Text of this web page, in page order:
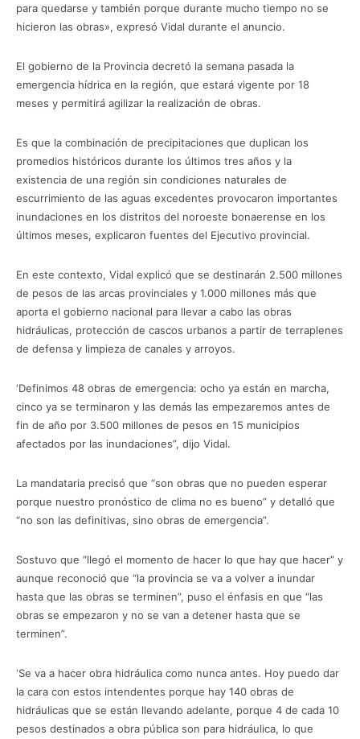
para quedarse y también porque durante mucho tiempo no se
hicieron las obras», expresó Vidal durante el anuncio.
El gobierno de la Provincia decretó la semana pasada la
emergencia hídrica en la región, que estará vigente por 18
meses y permitirá agilizar la realización de obras.
Es que la combinación de precipitaciones que duplican los
promedios históricos durante los últimos tres años y la
existencia de una región sin condiciones naturales de
escurrimiento de las aguas excedentes provocaron importantes
inundaciones en los distritos del noroeste bonaerense en los
últimos meses, explicaron fuentes del Ejecutivo provincial.
En este contexto, Vidal explicó que se destinarán 2.500 millones
de pesos de las arcas provinciales y 1.000 millones más que
aporta el gobierno nacional para llevar a cabo las obras
hidráulicas, protección de cascos urbanos a partir de terraplenes
de defensa y limpieza de canales y arroyos.
‘Definimos 48 obras de emergencia: ocho ya están en marcha,
cinco ya se terminaron y las demás las empezaremos antes de
fin de año por 3.500 millones de pesos en 15 municipios
afectados por las inundaciones”, dijo Vidal.
La mandataria precisó que “son obras que no pueden esperar
porque nuestro pronóstico de clima no es bueno” y detalló que
“no son las definitivas, sino obras de emergencia”.
Sostuvo que “llegó el momento de hacer lo que hay que hacer” y
aunque reconoció que “la provincia se va a volver a inundar
hasta que las obras se terminen”, puso el énfasis en que “las
obras se empezaron y no se van a detener hasta que se
terminen”.
‘Se va a hacer obra hidráulica como nunca antes. Hoy puedo dar
la cara con estos intendentes porque hay 140 obras de
hidráulicas que se están llevando adelante, porque 4 de cada 10
pesos destinados a obra pública son para hidráulica, lo que